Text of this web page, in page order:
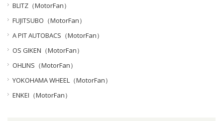
BLITZ（MotorFan）
FUJITSUBO（MotorFan）
A PIT AUTOBACS（MotorFan）
OS GIKEN（MotorFan）
OHLINS（MotorFan）
YOKOHAMA WHEEL（MotorFan）
ENKEI（MotorFan）